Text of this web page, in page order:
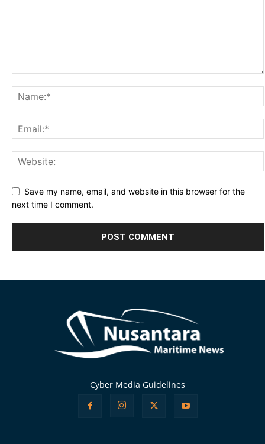
Save my name, email, and website in this browser for the
next time I comment.
Cyber Media Guidelines